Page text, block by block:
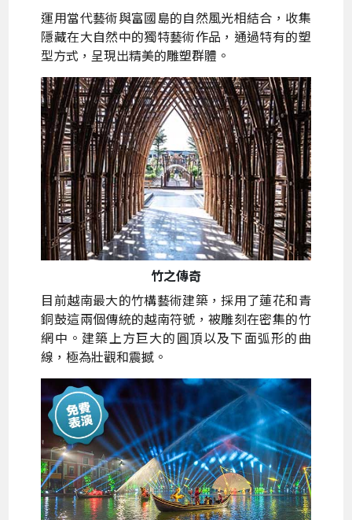
運用當代藝術與富國島的自然風光相結合，收集
隱藏在大自然中的獨特藝術作品，通過特有的塑
型方式，呈現出精美的雕塑群體。
竹之傳奇
目前越南最大的竹構藝術建築，採用了蓮花和青
銅鼓這兩個傳統的越南符號，被雕刻在密集的竹
網中。建築上方巨大的圓頂以及下面弧形的曲
線，極為壯觀和震撼。